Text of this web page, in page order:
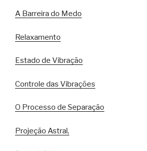
A Barreira do Medo
Relaxamento
Estado de Vibração
Controle das Vibrações
O Processo de Separação
Projeção Astral,